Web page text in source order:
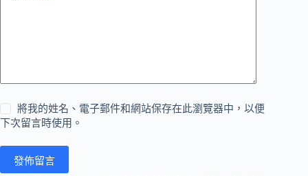
將我的姓名、電子郵件和網站保存在此瀏覽器中，以便
下次留言時使用。
發佈留言